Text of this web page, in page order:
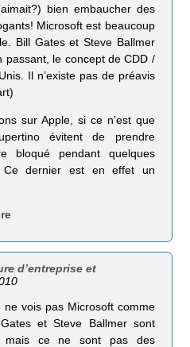
bien embaucher des
Microsoft est beaucoup
Bill Gates et Steve Ballmer
passant, le concept de CDD /
Il n’existe pas de préavis
sur Apple, si ce n’est que
évitent de prendre
bloqué pendant quelques
Ce dernier est en effet un
d’entreprise et
ne vois pas Microsoft comme
et Steve Ballmer sont
mais ce ne sont pas des